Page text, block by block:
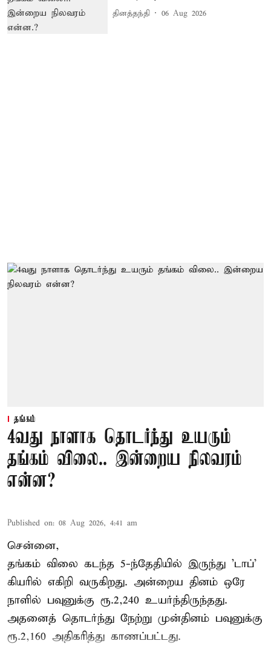
தினத்தந்தி 06 Aug 2026
தங்கம்
4வது நாளாக தொடர்ந்து உயரும்
தங்கம் விலை.. இன்றைய நிலவரம்
என்ன?
Published on: 08 Aug 2026, 4:41 am
சென்னை,
தங்கம் விலை கடந்த 5-ந்தேதியில் இருந்து 'டாப்'
கியரில் எகிறி வருகிறது. அன்றைய தினம் ஒரே
நாளில் பவுனுக்கு ரூ.2,240 உயர்ந்திருந்தது.
அதனைத் தொடர்ந்து நேற்று முன்தினம் பவுனுக்கு
ரூ.2,160 அதிகரித்து காணப்பட்டது.